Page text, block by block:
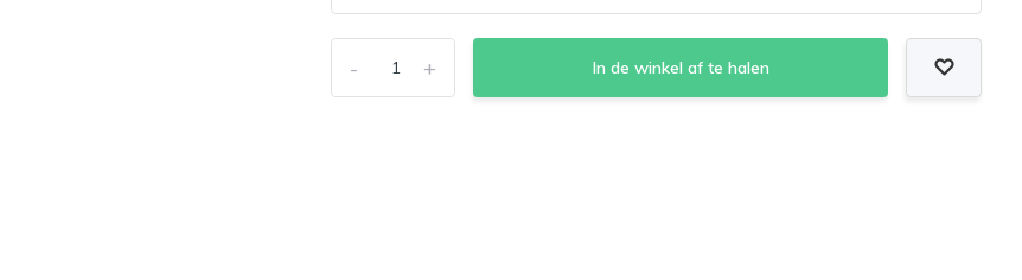
+
- In de winkel af te halen